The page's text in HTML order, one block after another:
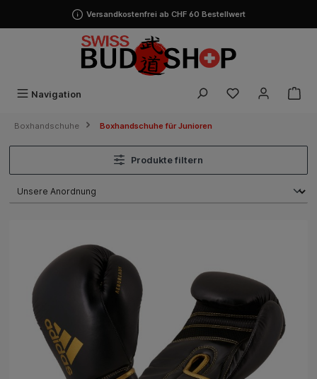
Versandkostenfrei ab CHF 60 Bestellwert
Navigation
Boxhandschuhe Boxhandschuhe für Junioren
Produkte filtern